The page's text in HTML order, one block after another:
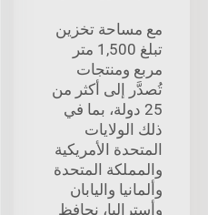
مع مساحة تخزين
تبلغ 1,500 متر
مربع ومنتجات
تُصدَّر إلى أكثر من
25 دولة، بما في
ذلك الولايات
المتحدة الأمريكية
والمملكة المتحدة
وألمانيا واليابان
وأستراليا، نحافظ